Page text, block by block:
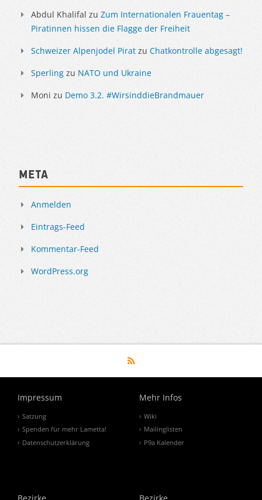
Abdul Khalifal zu Zum Internationalen Frauentag –
Piratinnen hissen die Flagge der Freiheit
Schweizer Alpenjodel Pirat zu Chatkontrolle abgesagt!
Sperling zu NATO und Ukraine
Moni zu Demo 3.2. #WirsinddieBrandmauer
Meta
Anmelden
Eintrags-Feed
Kommentar-Feed
WordPress.org
Impressum
Satzung
Spenden für mehr Lametta!
Datenschutzerklärung
Mehr Infos
Wiki
Mailinglisten
P9a Kalender